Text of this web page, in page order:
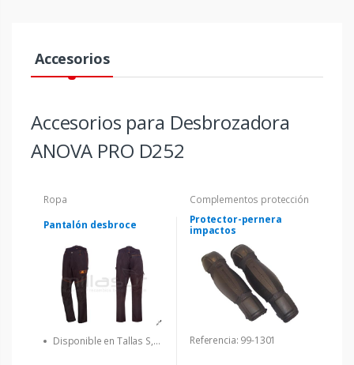
Accesorios
Accesorios para Desbrozadora
ANOVA PRO D252
Ropa
Pantalón desbroce
Disponible en Tallas S,
Complementos protección
Protector-pernera
impactos
Referencia: 99-1301